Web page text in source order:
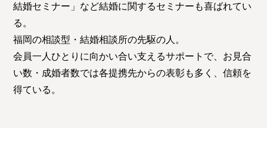
結婚セミナー」など結婚に関するセミナーも喜ばれてい
る。
福岡の相談型・結婚相談所の先駆の人。
会員一人ひとりに向かい合い支えるサポートで、お見合
い数・成婚者数では各提携先からの表彰も多く、信頼を
得ている。